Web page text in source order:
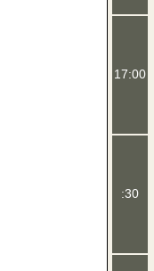
17:00
:30